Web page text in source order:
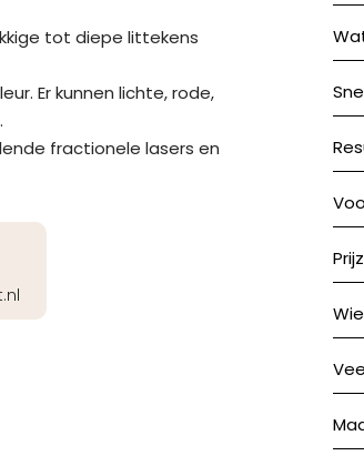
tot diepe littekens
Er kunnen lichte, rode,
fractionele lasers en